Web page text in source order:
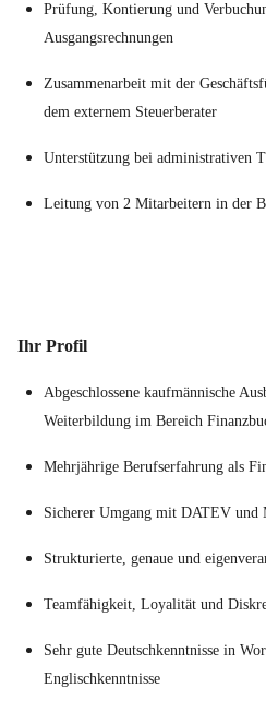
Prüfung, Kontierung und
Ausgangsrechnungen
Zusammenarbeit mit der
dem externem Steuerberater
Unterstützung bei administrativen
Leitung von 2 Mitarbeitern in der
Ihr Profil
Abgeschlossene kaufmännische
Weiterbildung im Bereich
Mehrjährige Berufserfahrung als
Sicherer Umgang mit DATEV und
Strukturierte, genaue und
Teamfähigkeit, Loyalität und
Sehr gute Deutschkenntnisse in
Englischkenntnisse